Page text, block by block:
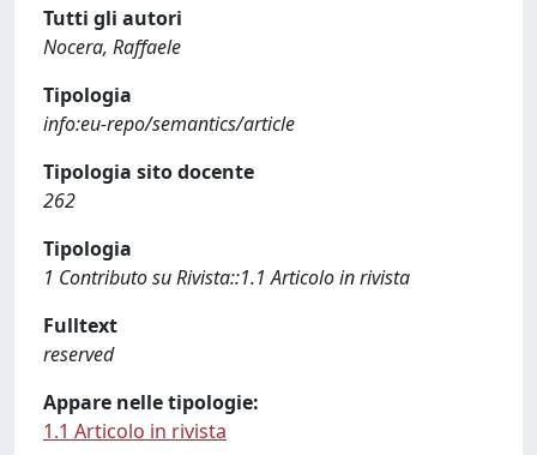
Tutti gli autori
Nocera, Raffaele
Tipologia
info:eu-repo/semantics/article
Tipologia sito docente
262
Tipologia
1 Contributo su Rivista::1.1 Articolo in rivista
Fulltext
reserved
Appare nelle tipologie:
1.1 Articolo in rivista